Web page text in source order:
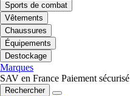
Sports de combat
Vêtements
Chaussures
Équipements
Destockage
Marques
SAV en France Paiement sécurisé
Rechercher